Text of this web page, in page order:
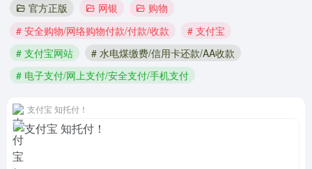
官方正版 网银
购物
# 安全购物/网络购物付款/付款/收款
# 支付宝
# 支付宝网站
# 水电煤缴费/信用卡还款/AA收款
# 电子支付/网上支付/安全支付/手机支付
支付宝 知托付！